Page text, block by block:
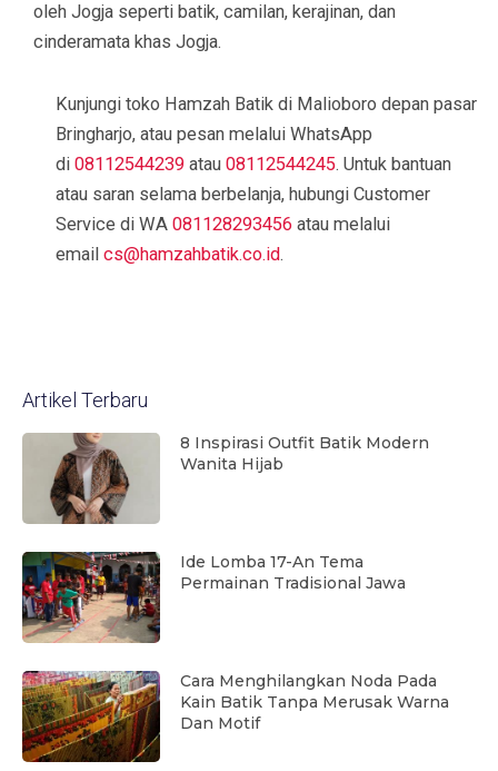
oleh Jogja seperti batik, camilan, kerajinan, dan
cinderamata khas Jogja.
Kunjungi toko Hamzah Batik di Malioboro depan pasar
Bringharjo, atau pesan melalui WhatsApp
di 08112544239 atau 08112544245. Untuk bantuan
atau saran selama berbelanja, hubungi Customer
Service di WA 081128293456 atau melalui
email cs@hamzahbatik.co.id.
Artikel Terbaru
8 Inspirasi Outfit Batik Modern
Wanita Hijab
Ide Lomba 17-An Tema
Permainan Tradisional Jawa
Cara Menghilangkan Noda Pada
Kain Batik Tanpa Merusak Warna
Dan Motif